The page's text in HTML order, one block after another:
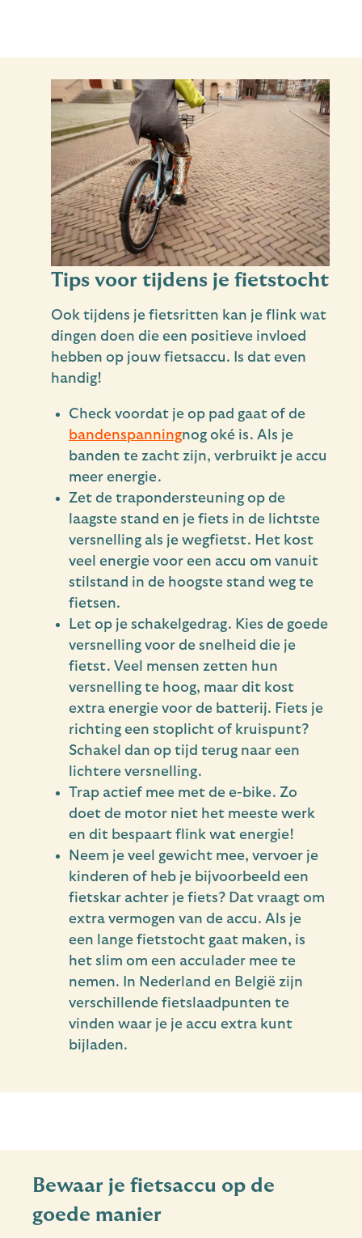
Tips voor tijdens je fietstocht
Ook tijdens je fietsritten kan je flink wat
dingen doen die een positieve invloed
hebben op jouw fietsaccu. Is dat even
handig!
Check voordat je op pad gaat of de
bandenspanningnog oké is. Als je
banden te zacht zijn, verbruikt je accu
meer energie.
Zet de trapondersteuning op de
laagste stand en je fiets in de lichtste
versnelling als je wegfietst. Het kost
veel energie voor een accu om vanuit
stilstand in de hoogste stand weg te
fietsen.
Let op je schakelgedrag. Kies de goede
versnelling voor de snelheid die je
fietst. Veel mensen zetten hun
versnelling te hoog, maar dit kost
extra energie voor de batterij. Fiets je
richting een stoplicht of kruispunt?
Schakel dan op tijd terug naar een
lichtere versnelling.
Trap actief mee met de e-bike. Zo
doet de motor niet het meeste werk
en dit bespaart flink wat energie!
Neem je veel gewicht mee, vervoer je
kinderen of heb je bijvoorbeeld een
fietskar achter je fiets? Dat vraagt om
extra vermogen van de accu. Als je
een lange fietstocht gaat maken, is
het slim om een acculader mee te
nemen. In Nederland en België zijn
verschillende fietslaadpunten te
vinden waar je je accu extra kunt
bijladen.
Bewaar je fietsaccu op de
goede manier